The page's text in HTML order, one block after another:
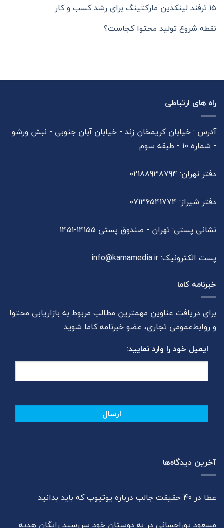
۱۵ ترفند لینکدین مارکتینگ برای رشد ‌‌کسب و کار
نقطه شروع تولید محتوا کجاست؟
راه های ارتباطی
آدرس : خیابان کریمخان زند - خیابان آبان جنوبی - نبش ورشو
- شماره 10 - طبقه سوم
دفتر تهران: 02188938794
دفتر شیراز: 07136541774
نشانی پستی: تهران - صندوق پستی 14155-1451
پست الکترونیک:info@kamamedia.ir
خبرنامه کاما
برای دریافت عناوین مهمترین مطالب مربوط به بازاریابی محتوا
و روابط‌عمومی تجاری، عضو خبرنامه کاما شوید.
ایمیل خود را وارد نمایید:
آخرین دیدگاه‌ها
عطا در ۴۰ حقیقت جالب درباره یوتیوب که باید بدانید